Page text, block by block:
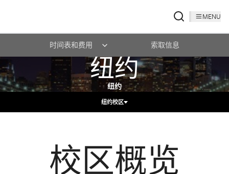
MENU
时间表和费用 索取信息
纽约
纽约
纽约校区
校区概览